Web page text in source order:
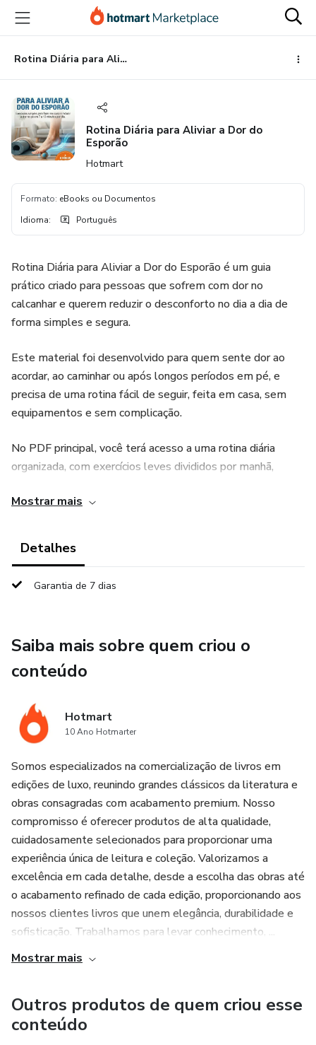
para
conteúdo
principal
para
pagamento
para
rodapé
Rotina Diária para Aliviar a Dor do Esporão
Rotina Diária para Aliviar a Dor do
Esporão
Hotmart
Formato: eBooks ou Documentos
Idioma: Português
Rotina Diária para Aliviar a Dor do Esporão é um guia
prático criado para pessoas que sofrem com dor no
calcanhar e querem reduzir o desconforto no dia a dia de
forma simples e segura.
Este material foi desenvolvido para quem sente dor ao
acordar, ao caminhar ou após longos períodos em pé, e
precisa de uma rotina fácil de seguir, feita em casa, sem
equipamentos e sem complicação.
No PDF principal, você terá acesso a uma rotina diária
organizada, com exercícios leves divididos por manhã,
a mobilidade do pé e aliviar a dor com o passar do tempo.
a rotina, trazendo orientações importantes sobre erros
para dias de dor mais intensa, checklist de
Tudo foi pensado para ser fácil de entender, rápido de
cuidado progressivo, sem promessas milagrosas ou
soluções extremas.
Em caso de dor intensa ou persistente, procure um
profissional de saúde.
Mostrar mais
Detalhes
Garantia de 7 dias
Saiba mais sobre quem criou o
conteúdo
Hotmart
10 Ano Hotmarter
Somos especializados na comercialização de livros em
edições de luxo, reunindo grandes clássicos da literatura e
obras consagradas com acabamento premium. Nosso
compromisso é oferecer produtos de alta qualidade,
cuidadosamente selecionados para proporcionar uma
experiência única de leitura e coleção. Valorizamos a
excelência em cada detalhe, desde a escolha das obras até
o acabamento refinado de cada edição, proporcionando aos
nossos clientes livros que unem elegância, durabilidade e
sofisticação. Trabalhamos para levar conhecimento, ...
Mostrar mais
Outros produtos de quem criou esse
conteúdo